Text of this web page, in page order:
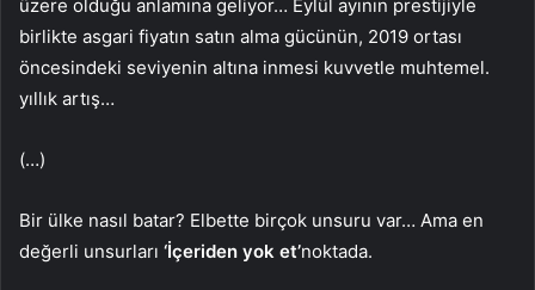
üzere olduğu anlamına geliyor… Eylül ayının prestijiyle
birlikte asgari fiyatın satın alma gücünün, 2019 ortası
öncesindeki seviyenin altına inmesi kuvvetle muhtemel.
yıllık artış…
(…)
Bir ülke nasıl batar? Elbette birçok unsuru var… Ama en
değerli unsurları ‘İçeriden yok et’noktada.